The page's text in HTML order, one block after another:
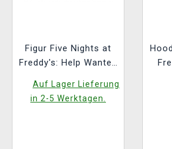
Figur Five Nights at
Freddy's: Help Wanted
POP! Games 1130)
Auf Lager Lieferung
in 2-5 Werktagen.